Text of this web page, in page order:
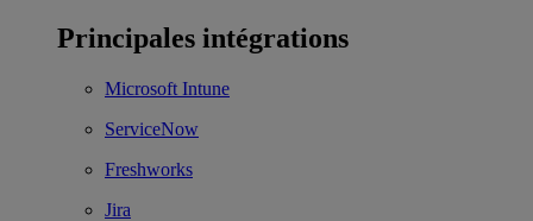
Principales intégrations
Microsoft Intune
ServiceNow
Freshworks
Jira